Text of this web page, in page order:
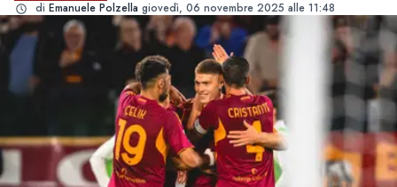
di Emanuele Polzella giovedì, 06 novembre 2025 alle 11:48